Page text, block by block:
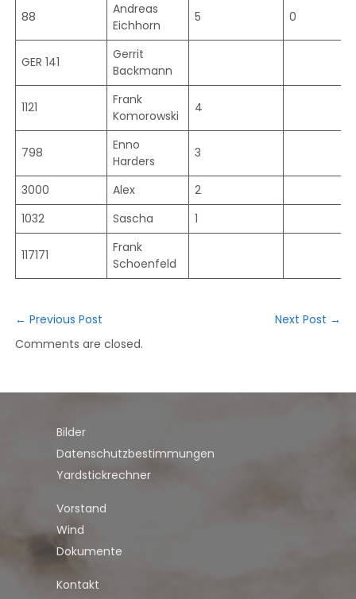
88
Andreas
Eichhorn
5 0
GER 141
Gerrit
Backmann
1121
Frank
Komorowski
4
798
Enno
Harders
3
3000 Alex
2
1032
Sascha 1
117171
Frank
Schoenfeld
← Previous Post Next Post →
Comments are closed.
Bilder
Datenschutzbestimmungen
Yardstickrechner
Vorstand
Wind
Dokumente
Kontakt